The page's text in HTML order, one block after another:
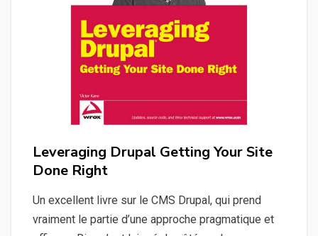
Leveraging Drupal Getting Your Site
Done Right
Un excellent livre sur le CMS Drupal, qui prend
vraiment le partie d’une approche pragmatique et